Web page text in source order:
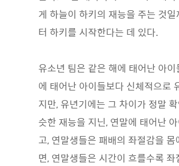
게 하늘이 하키의 재능을 주는 것
터 하키를 시작한다는 데 있다.
유소년 팀은 같은 해에 태어난 아
에 태어난 아이들보다 신체적으로
지만, 유년기에는 그 차이가 정말
슷한 재능을 지닌, 연말에 태어난
고, 연말생들은 패배의 좌절감을
면, 연말생들은 시간이 흐를수록